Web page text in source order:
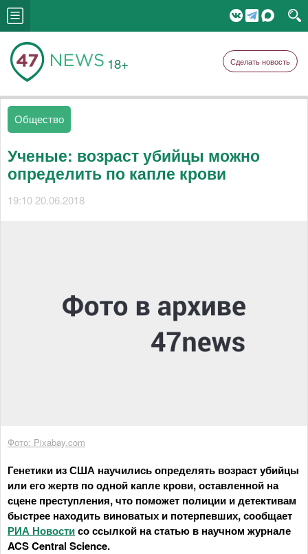
18+ Сделать новость
Общество
Ученые: возраст убийцы можно
определить по капле крови
19:10 20.06.2018
Фото: Pixabay.com
Генетики из США научились определять возраст убийцы
или его жертв по одной капле крови, оставленной на
сцене преступления, что поможет полиции и детективам
быстрее находить виноватых и потерпевших, сообщает
РИА Новостисо ссылкой на статью в научном журнале
ACS Central Science.